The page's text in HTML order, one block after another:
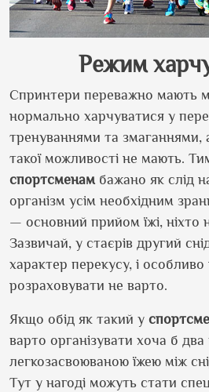
Режим
Спринтери переважно мають
нормально харчуватися у
тренуваннями та змаганнями,
такої можливості не мають.
спортсменам бажано як слід
організм усім необхідним
— основний прийом їжі, ніхто
Зазвичай, у стаєрів другий
характер перекусу, і особливо
розраховувати не варто.
Якщо обід як такий у
варто організувати хоча б два
легкозасвоюваною їжею між
Тут у нагоді можуть стати